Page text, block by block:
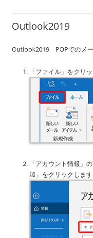
Outlook2019
Outlook2019 POPでのメー
「ファイル」をクリッ
「アカウント情報」
加」をクリックします